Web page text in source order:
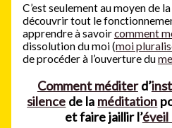
C’est seulement au moyen de la
découvrir tout le
apprendre à savoircomment
dissolution du moi (moi
de procéder à l’ouverture du
Comment méditerd’
silence de la méditation
et faire jaillir l’éveil